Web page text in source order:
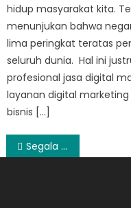
hidup masyarakat kita.
menunjukan bahwa
lima peringkat teratas
seluruh dunia. Hal ini
profesional jasa digital
layanan digital
bisnis […]
Post
Segala Persiapan Tentang Kehamilan